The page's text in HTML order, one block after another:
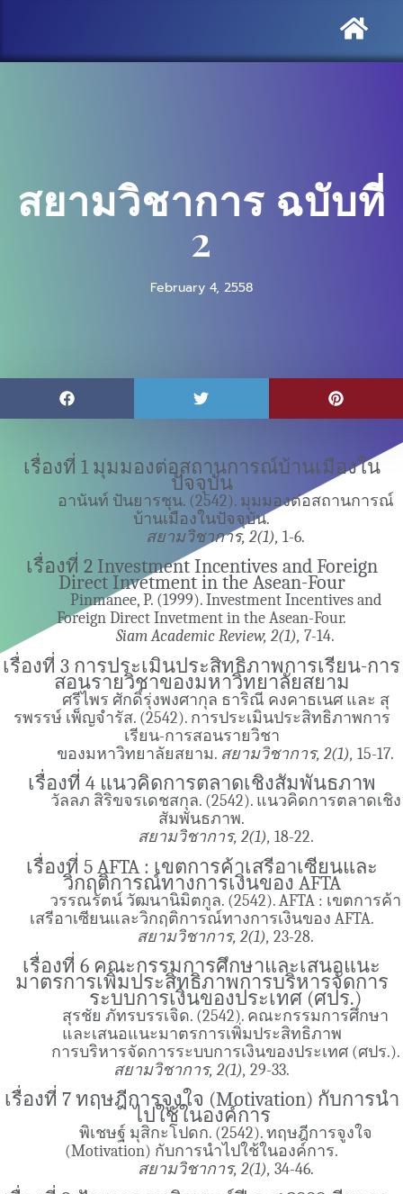
สยามวิชาการ ฉบับที่
2
February 4, 2558
เรื่องที่ 1 มุมมองต่อสถานการณ์บ้านเมืองใน
ปัจจุบัน
อานันท์ ปันยารชุน. (2542). มุมมองต่อสถานการณ์
บ้านเมืองในปัจจุบัน.
สยามวิชาการ, 2(1), 1-6.
เรื่องที่ 2 Investment Incentives and Foreign
Direct Invetment in the Asean-Four
Pinmanee, P. (1999). Investment Incentives and
Foreign Direct Invetment in the Asean-Four.
Siam Academic Review, 2(1), 7-14.
เรื่องที่ 3 การประเมินประสิทธิภาพการเรียน-การ
สอนรายวิชาของมหาวิทยาลัยสยาม
ศรีไพร ศักดิ์รุ่งพงศากุล ธาริณี คงคาธเนศ และ สุ
รพรรษ์ เพ็ญจำรัส. (2542). การประเมินประสิทธิภาพการ
เรียน-การสอนรายวิชา
ของมหาวิทยาลัยสยาม. สยามวิชาการ, 2(1), 15-17.
เรื่องที่ 4 แนวคิดการตลาดเชิงสัมพันธภาพ
วัลลภ สิริขจรเดชสกุล. (2542). แนวคิดการตลาดเชิง
สัมพันธภาพ.
สยามวิชาการ, 2(1), 18-22.
เรื่องที่ 5 AFTA : เขตการค้าเสรีอาเซียนและ
วิกฤติการณ์ทางการเงินของ AFTA
วรรณรัตน์ วัฒนานิมิตกูล. (2542). AFTA : เขตการค้า
เสรีอาเซียนและวิกฤติการณ์ทางการเงินของ AFTA.
สยามวิชาการ, 2(1), 23-28.
เรื่องที่ 6 คณะกรรมการศึกษาและเสนอแนะ
มาตรการเพิ่มประสิทธิภาพการบริหารจัดการ
ระบบการเงินของประเทศ (ศปร.)
สุรชัย ภัทรบรรเจิด. (2542). คณะกรรมการศึกษา
และเสนอแนะมาตรการเพิ่มประสิทธิภาพ
การบริหารจัดการระบบการเงินของประเทศ (ศปร.).
สยามวิชาการ, 2(1), 29-33.
เรื่องที่ 7 ทฤษฎีการจูงใจ (Motivation) กับการนำ
ไปใช้ในองค์การ
พิเชษฐ์ มุสิกะโปดก. (2542). ทฤษฎีการจูงใจ
(Motivation) กับการนำไปใช้ในองค์การ.
สยามวิชาการ, 2(1), 34-46.